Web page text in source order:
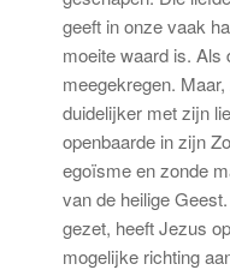
geeft in onze vaak
moeite waard is. Als
meegekregen.
duidelijker met zijn
openbaarde in zijn
egoïsme en zonde
van de heilige
gezet, heeft Jezus
mogelijke richting